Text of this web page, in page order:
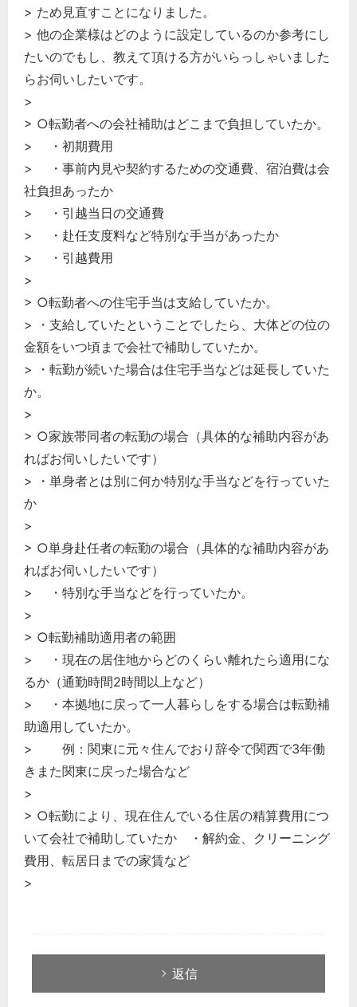
> ため見直すことになりました。
> 他の企業様はどのように設定しているのか参考にし
たいのでもし、教えて頂ける方がいらっしゃいました
らお伺いしたいです。
>
> ○転勤者への会社補助はどこまで負担していたか。
> ・初期費用
> ・事前内見や契約するための交通費、宿泊費は会
社負担あったか
> ・引越当日の交通費
> ・赴任支度料など特別な手当があったか
> ・引越費用
>
> ○転勤者への住宅手当は支給していたか。
> ・支給していたということでしたら、大体どの位の
金額をいつ頃まで会社で補助していたか。
> ・転勤が続いた場合は住宅手当などは延長していた
か。
>
> ○家族帯同者の転勤の場合（具体的な補助内容があ
ればお伺いしたいです）
> ・単身者とは別に何か特別な手当などを行っていた
か
>
> ○単身赴任者の転勤の場合（具体的な補助内容があ
ればお伺いしたいです）
> ・特別な手当などを行っていたか。
>
> ○転勤補助適用者の範囲
> ・現在の居住地からどのくらい離れたら適用にな
るか（通勤時間2時間以上など）
> ・本拠地に戻って一人暮らしをする場合は転勤補
助適用していたか。
> 例：関東に元々住んでおり辞令で関西で3年働
きまた関東に戻った場合など
>
> ○転勤により、現在住んでいる住居の精算費用につ
いて会社で補助していたか ・解約金、クリーニング
費用、転居日までの家賃など
>
返信
経営の知恵
総務の給湯室
秘書のノウハウ